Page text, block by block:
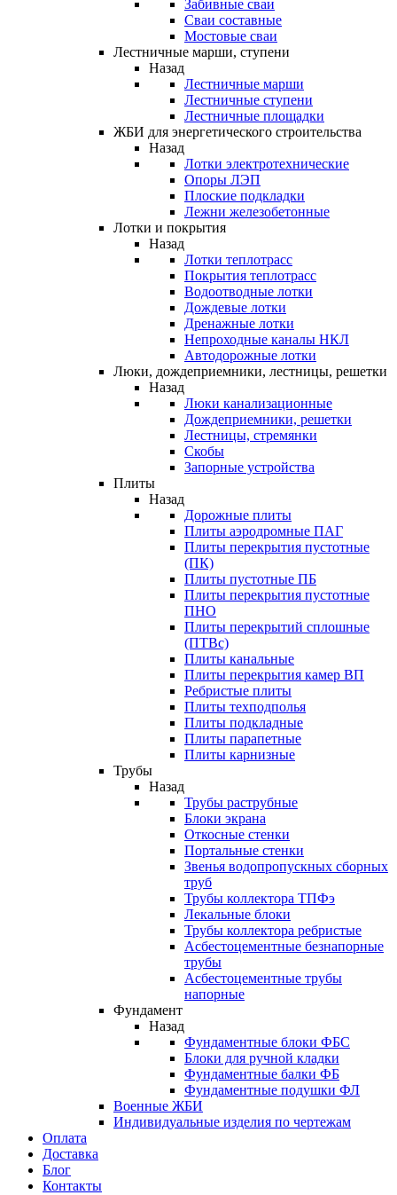
Забивные сваи
Сваи составные
Мостовые сваи
Лестничные марши, ступени
Назад
Лестничные марши
Лестничные ступени
Лестничные площадки
ЖБИ для энергетического строительства
Назад
Лотки электротехнические
Опоры ЛЭП
Плоские подкладки
Лежни железобетонные
Лотки и покрытия
Назад
Лотки теплотрасс
Покрытия теплотрасс
Водоотводные лотки
Дождевые лотки
Дренажные лотки
Непроходные каналы НКЛ
Автодорожные лотки
Люки, дождеприемники, лестницы, решетки
Назад
Люки канализационные
Дождеприемники, решетки
Лестницы, стремянки
Скобы
Запорные устройства
Плиты
Назад
Дорожные плиты
Плиты аэродромные ПАГ
Плиты перекрытия пустотные
(ПК)
Плиты пустотные ПБ
Плиты перекрытия пустотные
ПНО
Плиты перекрытий сплошные
(ПТВс)
Плиты канальные
Плиты перекрытия камер ВП
Ребристые плиты
Плиты техподполья
Плиты подкладные
Плиты парапетные
Плиты карнизные
Трубы
Назад
Трубы раструбные
Блоки экрана
Откосные стенки
Портальные стенки
Звенья водопропускных сборных
труб
Трубы коллектора ТПФэ
Лекальные блоки
Трубы коллектора ребристые
Асбестоцементные безнапорные
трубы
Асбестоцементные трубы
напорные
Фундамент
Назад
Фундаментные блоки ФБС
Блоки для ручной кладки
Фундаментные балки ФБ
Фундаментные подушки ФЛ
Военные ЖБИ
Индивидуальные изделия по чертежам
Оплата
Доставка
Блог
Контакты